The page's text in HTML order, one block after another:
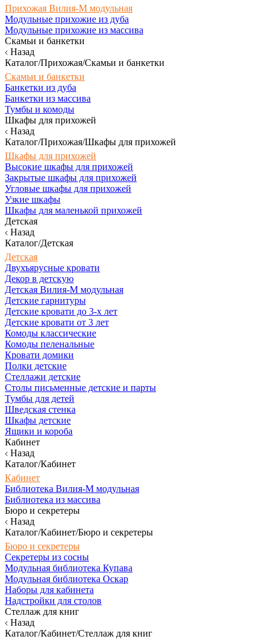
Прихожая Вилия-М модульная
Модульные прихожие из дуба
Модульные прихожие из массива
Скамьи и банкетки
Назад
Каталог/Прихожая/Скамьи и банкетки
Скамьи и банкетки
Банкетки из дуба
Банкетки из массива
Тумбы и комоды
Шкафы для прихожей
Назад
Каталог/Прихожая/Шкафы для прихожей
Шкафы для прихожей
Высокие шкафы для прихожей
Закрытые шкафы для прихожей
Угловые шкафы для прихожей
Узкие шкафы
Шкафы для маленькой прихожей
Детская
Назад
Каталог/Детская
Детская
Двухъярусные кровати
Декор в детскую
Детская Вилия-М модульная
Детские гарнитуры
Детские кровати до 3-х лет
Детские кровати от 3 лет
Комоды классические
Комоды пеленальные
Кровати домики
Полки детские
Стеллажи детские
Столы письменные детские и парты
Тумбы для детей
Шведская стенка
Шкафы детские
Ящики и короба
Кабинет
Назад
Каталог/Кабинет
Кабинет
Библиотека Вилия-М модульная
Библиотека из массива
Бюро и секретеры
Назад
Каталог/Кабинет/Бюро и секретеры
Бюро и секретеры
Секретеры из сосны
Модульная библиотека Купава
Модульная библиотека Оскар
Наборы для кабинета
Надстройки для столов
Стеллаж для книг
Назад
Каталог/Кабинет/Стеллаж для книг